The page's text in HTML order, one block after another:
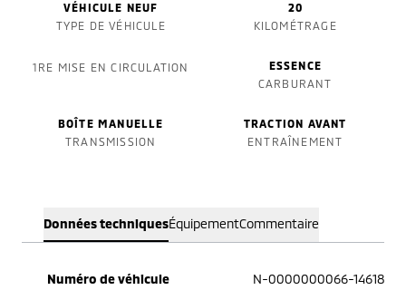
VÉHICULE NEUF
TYPE DE VÉHICULE
20
KILOMÉTRAGE
1RE MISE EN CIRCULATION
ESSENCE
CARBURANT
BOÎTE MANUELLE
TRANSMISSION
TRACTION AVANT
ENTRAÎNEMENT
Données techniquesÉquipementCommentaire
Numéro de véhicule N-0000000066-14618